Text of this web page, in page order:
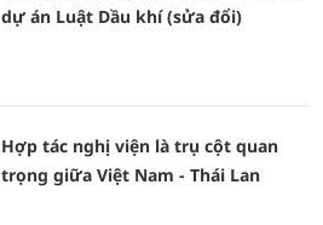
dự án Luật Dầu khí (sửa đổi)
Hợp tác nghị viện là trụ cột quan
trọng giữa Việt Nam - Thái Lan